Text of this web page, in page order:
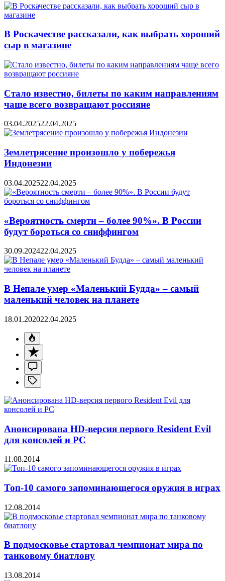
В Роскачестве рассказали, как выбрать хороший
сыр в магазине
Стало известно, билеты по каким направлениям
чаще всего возвращают россияне
03.04.202522.04.2025
Землетрясение произошло у побережья
Индонезии
03.04.202522.04.2025
«Вероятность смерти – более 90%». В России
будут бороться со сниффингом
30.09.202422.04.2025
В Непале умер «Маленький Будда» – самый
маленький человек на планете
18.01.202022.04.2025
Анонсирована HD-версия первого Resident Evil
для консолей и PC
11.08.2014
Топ-10 самого запоминающегося оружия в играх
12.08.2014
В подмосковье стартовал чемпионат мира по
танковому биатлону
13.08.2014